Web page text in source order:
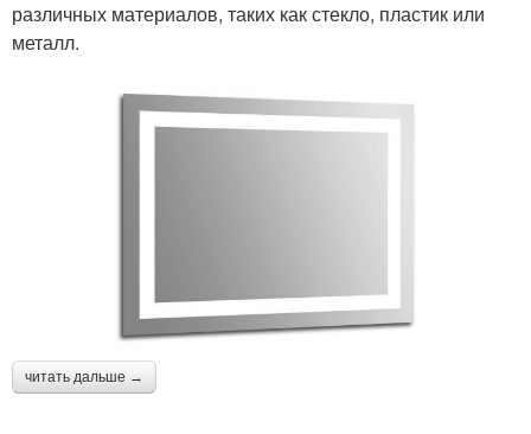
различных материалов, таких как стекло, пластик или
металл.
читать дальше →